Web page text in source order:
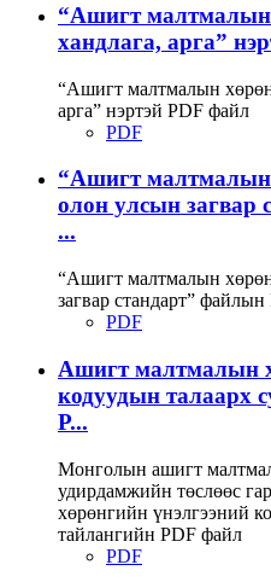
“Ашигт малтмалын
хандлага, арга”
“Ашигт малтмалын
арга” нэртэй PDF файл
PDF
“Ашигт малтмалын
олон улсын загвар
...
“Ашигт малтмалын
загвар стандарт”
PDF
Ашигт малтмалын
кодуудын талаарх
P...
Монголын ашигт
удирдамжийн төслөөс
хөрөнгийн үнэлгээний
тайлангийн PDF файл
PDF